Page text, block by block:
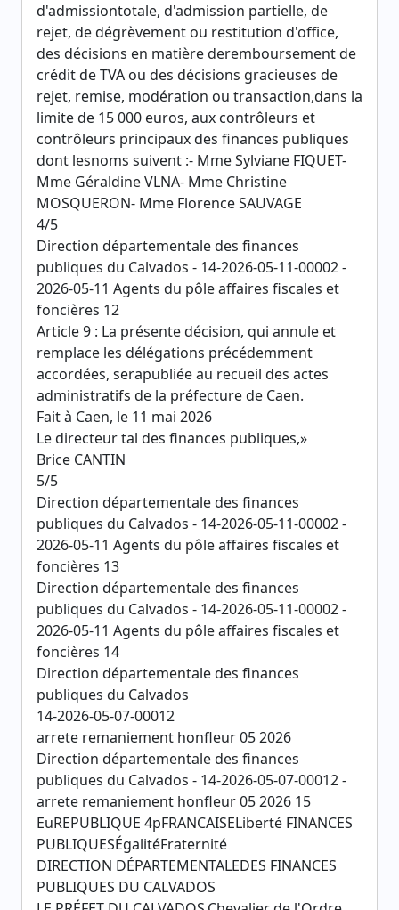
d'admissiontotale, d'admission partielle, de
rejet, de dégrèvement ou restitution d'office,
des décisions en matière deremboursement de
crédit de TVA ou des décisions gracieuses de
rejet, remise, modération ou transaction,dans la
limite de 15 000 euros, aux contrôleurs et
contrôleurs principaux des finances publiques
dont lesnoms suivent :- Mme Sylviane FIQUET-
Mme Géraldine VLNA- Mme Christine
MOSQUERON- Mme Florence SAUVAGE
4/5
Direction départementale des finances
publiques du Calvados - 14-2026-05-11-00002 -
2026-05-11 Agents du pôle affaires fiscales et
foncières 12
Article 9 : La présente décision, qui annule et
remplace les délégations précédemment
accordées, serapubliée au recueil des actes
administratifs de la préfecture de Caen.
Fait à Caen, le 11 mai 2026
Le directeur tal des finances publiques,»
Brice CANTIN
5/5
Direction départementale des finances
publiques du Calvados - 14-2026-05-11-00002 -
2026-05-11 Agents du pôle affaires fiscales et
foncières 13
Direction départementale des finances
publiques du Calvados - 14-2026-05-11-00002 -
2026-05-11 Agents du pôle affaires fiscales et
foncières 14
Direction départementale des finances
publiques du Calvados
14-2026-05-07-00012
arrete remaniement honfleur 05 2026
Direction départementale des finances
publiques du Calvados - 14-2026-05-07-00012 -
arrete remaniement honfleur 05 2026 15
EuREPUBLIQUE 4pFRANCAISELiberté FINANCES
PUBLIQUESÉgalitéFraternité
DIRECTION DÉPARTEMENTALEDES FINANCES
PUBLIQUES DU CALVADOS